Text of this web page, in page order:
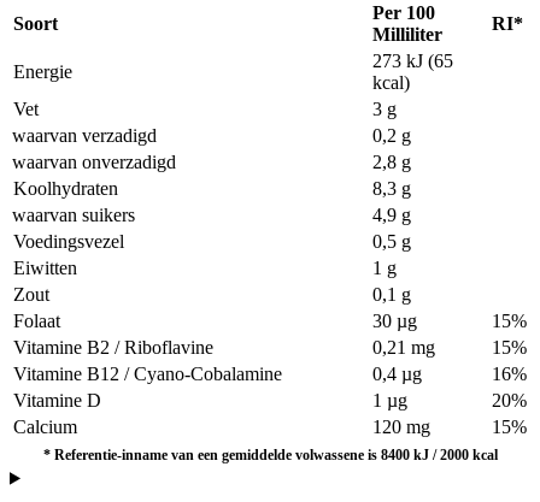
Soort
Per 100
Milliliter
RI*
Energie
273 kJ (65
kcal)
Vet
3 g
waarvan verzadigd
0,2 g
waarvan onverzadigd
2,8 g
Koolhydraten
8,3 g
waarvan suikers
4,9 g
Voedingsvezel
0,5 g
Eiwitten
1 g
Zout
0,1 g
Folaat
30 µg
15%
Vitamine B2 / Riboflavine
0,21 mg
15%
Vitamine B12 / Cyano-Cobalamine
0,4 µg
16%
Vitamine D
1 µg
20%
Calcium
120 mg 15%
* Referentie-inname van een gemiddelde volwassene is 8400 kJ / 2000 kcal